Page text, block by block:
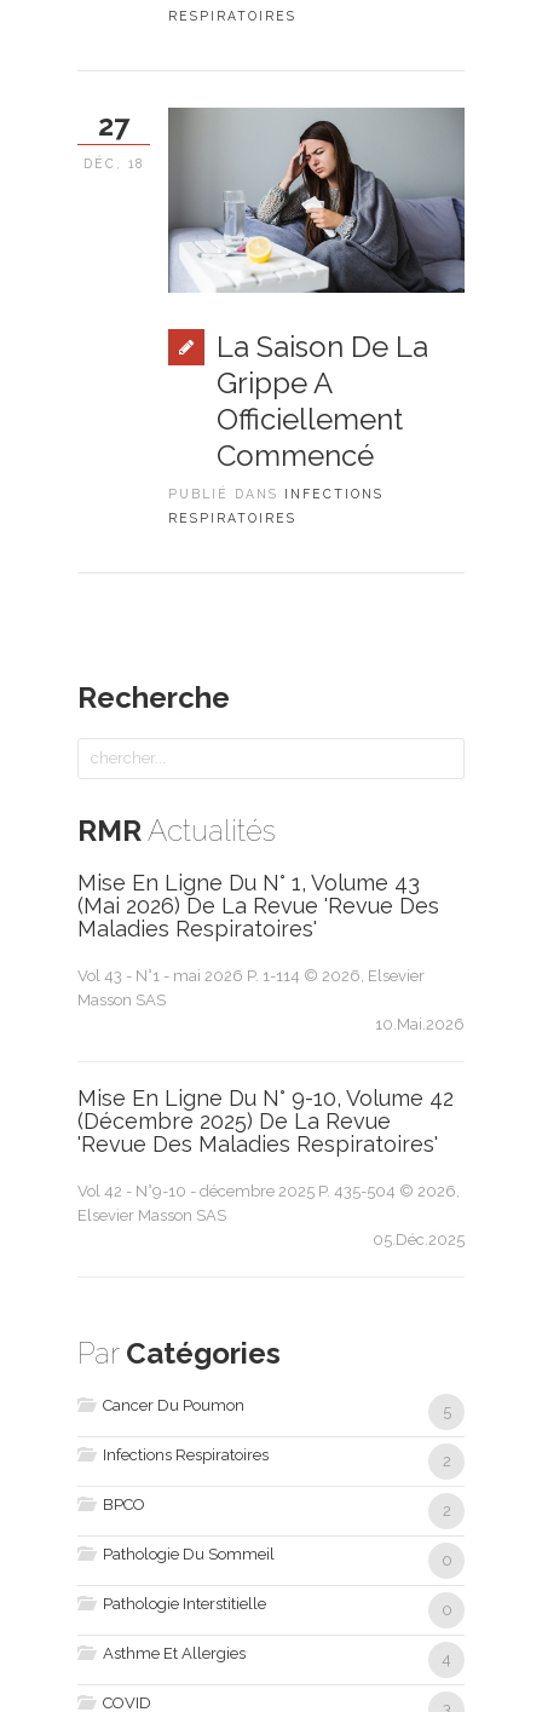
RESPIRATOIRES
La Saison De La
Grippe A
Officiellement
Commencé
PUBLIÉ DANS INFECTIONS
RESPIRATOIRES
27
DÉC, 18
Recherche
RMRActualités
Mise En Ligne Du N° 1, Volume 43
(mai 2026) De La Revue 'Revue Des
Maladies Respiratoires'
Vol 43 - N°1 - mai 2026 P. 1-114 © 2026, Elsevier
Masson SAS
10.Mai.2026
Mise En Ligne Du N° 9-10, Volume 42
(décembre 2025) De La Revue
'Revue Des Maladies Respiratoires'
Vol 42 - N°9-10 - décembre 2025 P. 435-504 © 2026,
Elsevier Masson SAS
05.Déc.2025
Par Catégories
Cancer Du Poumon 5
Infections Respiratoires 2
BPCO 2
Pathologie Du Sommeil 0
Pathologie Interstitielle 0
Asthme Et Allergies 4
COVID